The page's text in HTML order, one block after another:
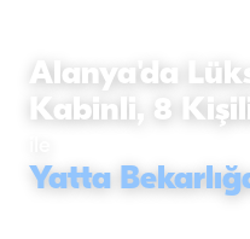
Alanya'da
Kabinli, 8
Yatta